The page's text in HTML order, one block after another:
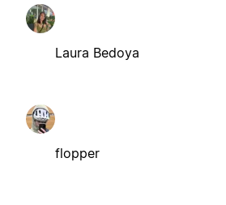
Laura Bedoya
flopper